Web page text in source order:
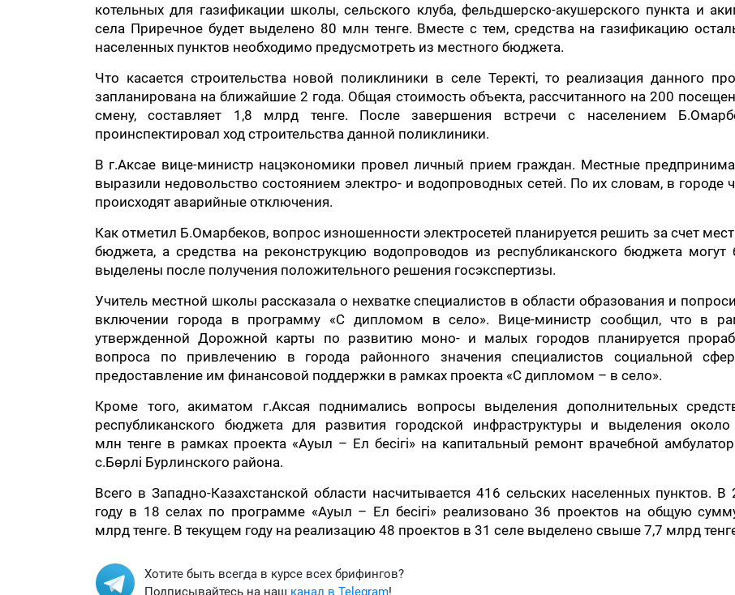
котельных для газификации школы, сельского клуба, фельдшерско-акушерского пункта и
села Приречное будет выделено 80 млн тенге. Вместе с тем, средства на газификацию
населенных пунктов необходимо предусмотреть из местного бюджета.
Что касается строительства новой поликлиники в селе Теректі, то реализация данного
запланирована на ближайшие 2 года. Общая стоимость объекта, рассчитанного на 200
смену, составляет 1,8 млрд тенге. После завершения встречи с населением
проинспектировал ход строительства данной поликлиники.
В г.Аксае вице-министр нацэкономики провел личный прием граждан. Местные
выразили недовольство состоянием электро- и водопроводных сетей. По их словам, в городе
происходят аварийные отключения.
Как отметил Б.Омарбеков, вопрос изношенности электросетей планируется решить за счет
бюджета, а средства на реконструкцию водопроводов из республиканского бюджета могут
выделены после получения положительного решения госэкспертизы.
Учитель местной школы рассказала о нехватке специалистов в области образования и
включении города в программу «С дипломом в село». Вице-министр сообщил, что в
утвержденной Дорожной карты по развитию моно- и малых городов планируется
вопроса по привлечению в города районного значения специалистов социальной
предоставление им финансовой поддержки в рамках проекта «С дипломом – в село».
Кроме того, акиматом г.Аксая поднимались вопросы выделения дополнительных
республиканского бюджета для развития городской инфраструктуры и выделения
млн тенге в рамках проекта «Ауыл – Ел бесігі» на капитальный ремонт врачебной
с.Бөрлі Бурлинского района.
Всего в Западно-Казахстанской области насчитывается 416 сельских населенных пунктов. В
году в 18 селах по программе «Ауыл – Ел бесігі» реализовано 36 проектов на общую
млрд тенге. В текущем году на реализацию 48 проектов в 31 селе выделено свыше 7,7 млрд
Хотите быть всегда в курсе всех брифингов?
Подписывайтесь на наш канал в Telegram!